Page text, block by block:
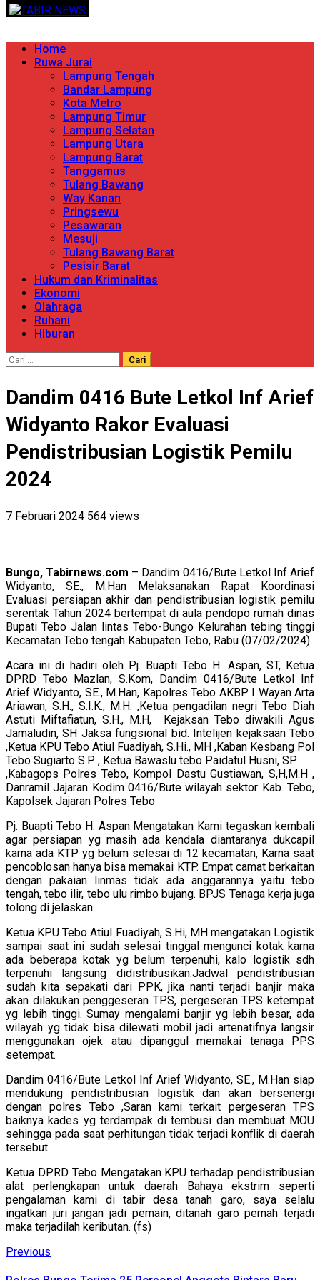
Skip
content
TERPERCAYA MENYINGKAP BERITA
Primary
Menu
Home
Ruwa Jurai
Lampung Tengah
Bandar Lampung
Kota Metro
Lampung Timur
Lampung Selatan
Lampung Utara
Lampung Barat
Tanggamus
Tulang Bawang
Way Kanan
Pringsewu
Pesawaran
Mesuji
Tulang Bawang Barat
Pesisir Barat
Hukum dan Kriminalitas
Ekonomi
Olahraga
Ruhani
Hiburan
Cari
Dandim 0416 Bute Letkol Inf Arief
Widyanto Rakor Evaluasi
Pendistribusian Logistik Pemilu
2024
7 Februari 2024 564 views
Bungo, Tabirnews.com – Dandim 0416/Bute Letkol Inf Arief
Widyanto, SE., M.Han Melaksanakan Rapat Koordinasi
Evaluasi persiapan akhir dan pendistribusian logistik pemilu
serentak Tahun 2024 bertempat di aula pendopo rumah dinas
Bupati Tebo Jalan lintas Tebo-Bungo Kelurahan tebing tinggi
Kecamatan Tebo tengah Kabupaten Tebo, Rabu (07/02/2024).
Acara ini di hadiri oleh Pj. Buapti Tebo H. Aspan, ST, Ketua
DPRD Tebo Mazlan, S.Kom, Dandim 0416/Bute Letkol Inf
Arief Widyanto, SE., M.Han, Kapolres Tebo AKBP I Wayan Arta
Ariawan, S.H., S.I.K., M.H. ,Ketua pengadilan negri Tebo Diah
Astuti Miftafiatun, S.H., M.H, Kejaksan Tebo diwakili Agus
Jamaludin, SH Jaksa fungsional bid. Intelijen kejaksaan Tebo
,Ketua KPU Tebo Atiul Fuadiyah, S.Hi., MH ,Kaban Kesbang Pol
Tebo Sugiarto S.P , Ketua Bawaslu tebo Paidatul Husni, SP
,Kabagops Polres Tebo, Kompol Dastu Gustiawan, S,H,M.H ,
Danramil Jajaran Kodim 0416/Bute wilayah sektor Kab. Tebo,
Kapolsek Jajaran Polres Tebo
Pj. Buapti Tebo H. Aspan Mengatakan Kami tegaskan kembali
agar persiapan yg masih ada kendala diantaranya dukcapil
karna ada KTP yg belum selesai di 12 kecamatan, Karna saat
pencoblosan hanya bisa memakai KTP. Empat camat berkaitan
dengan pakaian linmas tidak ada anggarannya yaitu tebo
tengah, tebo ilir, tebo ulu rimbo bujang. BPJS Tenaga kerja juga
tolong di jelaskan.
Ketua KPU Tebo Atiul Fuadiyah, S.Hi, MH mengatakan Logistik
sampai saat ini sudah selesai tinggal mengunci kotak karna
ada beberapa kotak yg belum terpenuhi, kalo logistik sdh
terpenuhi langsung didistribusikan.Jadwal pendistribusian
sudah kita sepakati dari PPK, jika nanti terjadi banjir maka
akan dilakukan penggeseran TPS, pergeseran TPS ketempat
yg lebih tinggi. Sumay mengalami banjir yg lebih besar, ada
wilayah yg tidak bisa dilewati mobil jadi artenatifnya langsir
menggunakan ojek atau dipanggul memakai tenaga PPS
setempat.
Dandim 0416/Bute Letkol Inf Arief Widyanto, SE., M.Han siap
mendukung pendistribusian logistik dan akan bersenergi
dengan polres Tebo ,Saran kami terkait pergeseran TPS
baiknya kades yg terdampak di tembusi dan membuat MOU
sehingga pada saat perhitungan tidak terjadi konflik di daerah
tersebut.
Ketua DPRD Tebo Mengatakan KPU terhadap pendistribusian
alat perlengkapan untuk daerah Bahaya ekstrim seperti
pengalaman kami di tabir desa tanah garo, saya selalu
ingatkan juri jangan jadi pemain, ditanah garo pernah terjadi
maka terjadilah keributan. (fs)
Continue
Reading
Previous